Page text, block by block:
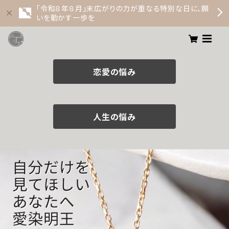
「令和８年８月」末広がりの力が重なる特別な日に、願
いを動かす一歩を
恋愛の悩み
人生の悩み